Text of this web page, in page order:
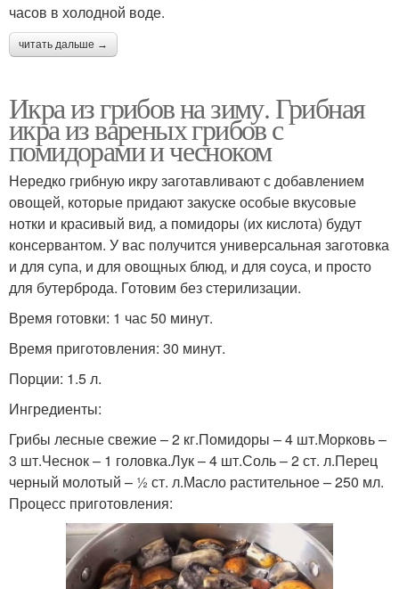
часов в холодной воде.
читать дальше →
Икра из грибов на зиму. Грибная
икра из вареных грибов с
помидорами и чесноком
Нередко грибную икру заготавливают с добавлением
овощей, которые придают закуске особые вкусовые
нотки и красивый вид, а помидоры (их кислота) будут
консервантом. У вас получится универсальная заготовка
и для супа, и для овощных блюд, и для соуса, и просто
для бутерброда. Готовим без стерилизации.
Время готовки: 1 час 50 минут.
Время приготовления: 30 минут.
Порции: 1.5 л.
Ингредиенты:
Грибы лесные свежие – 2 кг.Помидоры – 4 шт.Морковь –
3 шт.Чеснок – 1 головка.Лук – 4 шт.Соль – 2 ст. л.Перец
черный молотый – ½ ст. л.Масло растительное – 250 мл.
Процесс приготовления: